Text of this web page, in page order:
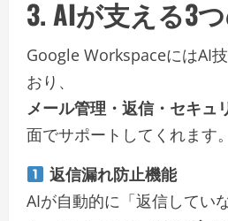
3. AIが支える3
Google WorkspaceにはAI
おり、
メール管理・返信・セキュ
面でサポートしてくれます。
返信漏れ防止機能
AIが自動的に「返信してい